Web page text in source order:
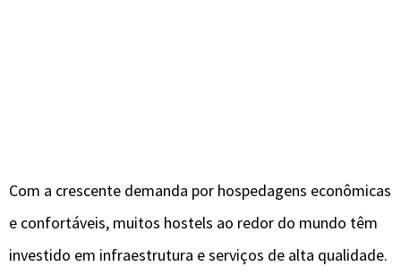
Com a crescente demanda por hospedagens econômicas
e confortáveis, muitos hostels ao redor do mundo têm
investido em infraestrutura e serviços de alta qualidade.